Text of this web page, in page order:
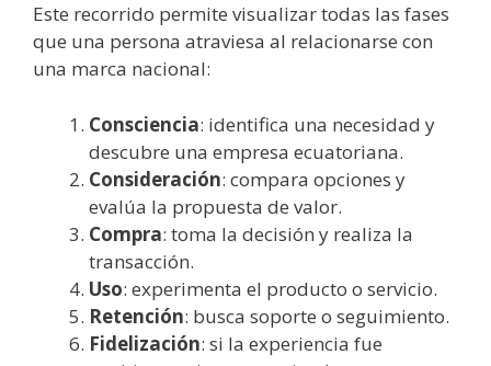
Este recorrido permite visualizar todas las fases
que una persona atraviesa al relacionarse con
una marca nacional:
Consciencia: identifica una necesidad y
descubre una empresa ecuatoriana.
Consideración: compara opciones y
evalúa la propuesta de valor.
Compra: toma la decisión y realiza la
transacción.
Uso: experimenta el producto o servicio.
Retención: busca soporte o seguimiento.
Fidelización: si la experiencia fue